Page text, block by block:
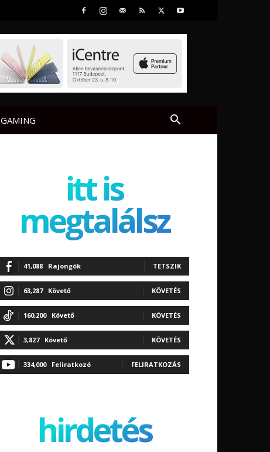
GAMING
itt is
megtalálsz
41,088 Rajongók TETSZIK
63,287 Követő KÖVETÉS
160,200 Követő KÖVETÉS
3,827 Követő KÖVETÉS
334,000 Feliratkozó FELIRATKOZÁS
hirdetés